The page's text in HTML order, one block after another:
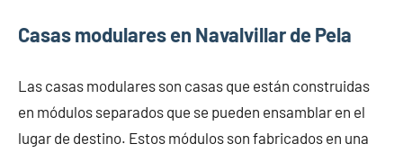
Casas modulares en Navalvillar de Pela
Las casas modulares son casas que están construidas
en módulos separados que se pueden ensamblar en el
lugar de destino. Estos módulos son fabricados en una